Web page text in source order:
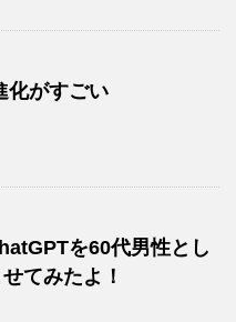
化がすごい
を60代男性とし
てみたよ！